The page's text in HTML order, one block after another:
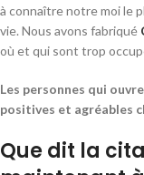
à connaître notre moi le
vie. Nous avons fabriqué
où et qui sont trop
Les personnes qui
positives et agréables
Que dit la